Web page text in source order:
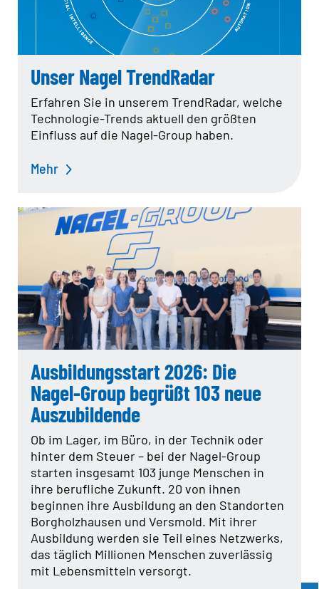
Compliance
IT EXZELLENZ
IT Leistungen
QUALITÄT
Zertifikate
REAL ESTATE
ENGAGEMENT
Unser Nagel TrendRadar
Erfahren Sie in unserem TrendRadar, welche
Technologie-Trends aktuell den größten
Einfluss auf die Nagel-Group haben.
Mehr
Ausbildungsstart 2026: Die
Nagel-Group begrüßt 103 neue
Auszubildende
Ob im Lager, im Büro, in der Technik oder
hinter dem Steuer – bei der Nagel-Group
starten insgesamt 103 junge Menschen in
ihre berufliche Zukunft. 20 von ihnen
beginnen ihre Ausbildung an den Standorten
Borgholzhausen und Versmold. Mit ihrer
Ausbildung werden sie Teil eines Netzwerks,
das täglich Millionen Menschen zuverlässig
mit Lebensmitteln versorgt.